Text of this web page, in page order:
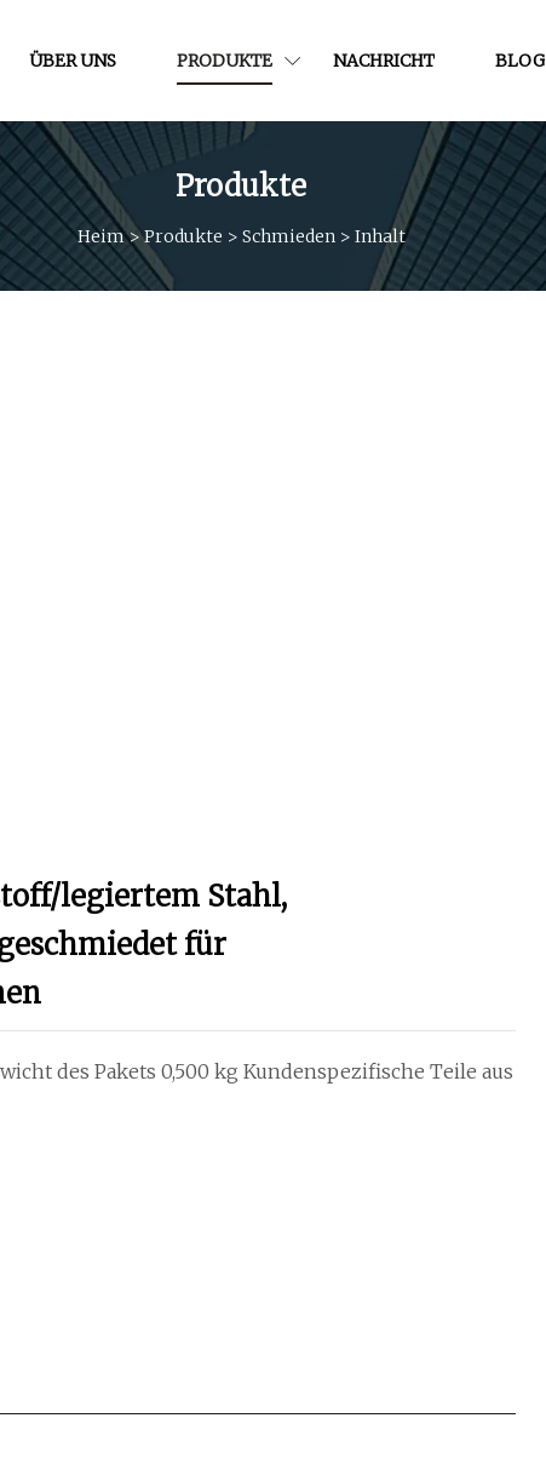
ÜBER UNS PRODUKTE NACHRICHT BLOG
Produkte
Heim>Produkte > Schmieden > Inhalt
legiertem Stahl,
für
des Pakets 0,500 kg Kundenspezifische Teile aus